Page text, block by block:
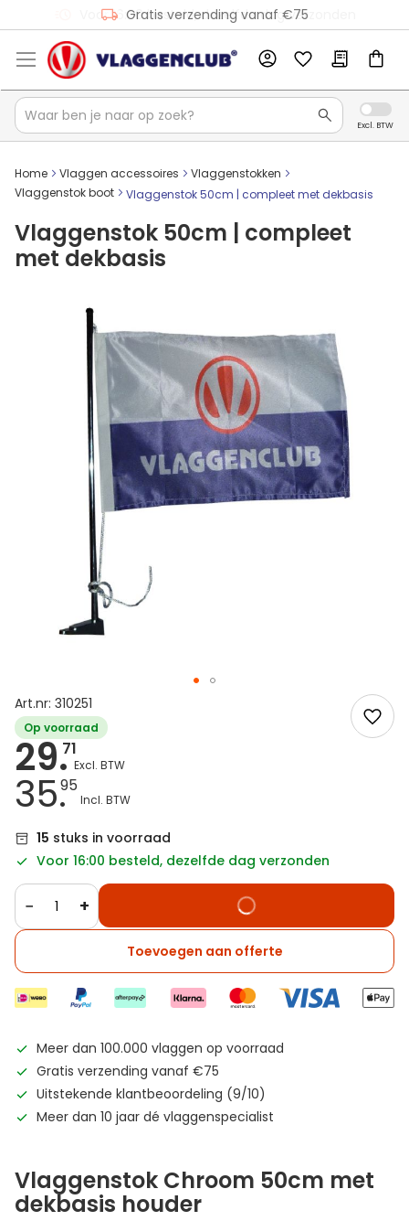
Gratis verzending vanaf €75
Home Vlaggen accessoires
Vlaggenstokken
Vlaggenstok boot
Vlaggenstok 50cm | compleet met dekbasis
Vlaggenstok 50cm | compleet
met dekbasis
Art.nr: 310251
Op voorraad
29.71
35.95
15 stuks in voorraad
Voor 16:00 besteld, dezelfde dag verzonden
− +
Toevoegen aan offerte
Meer dan 100.000 vlaggen op voorraad
Gratis verzending vanaf €75
Uitstekende klantbeoordeling (9/10)
Meer dan 10 jaar dé vlaggenspecialist
Vlaggenstok Chroom 50cm met
dekbasis houder